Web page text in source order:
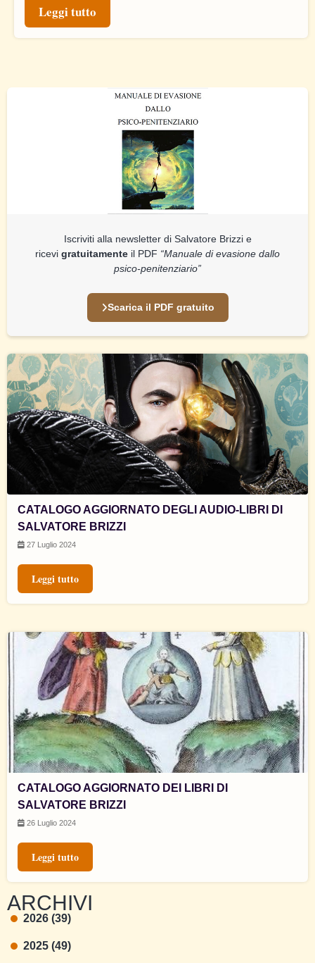
Iscriviti alla newsletter di Salvatore Brizzi e
ricevi gratuitamente il PDF “Manuale di evasione dallo
psico-penitenziario”
Scarica il PDF gratuito
CATALOGO AGGIORNATO DEGLI AUDIO-LIBRI DI
SALVATORE BRIZZI
27 Luglio 2024
Leggi tutto
CATALOGO AGGIORNATO DEI LIBRI DI
SALVATORE BRIZZI
26 Luglio 2024
Leggi tutto
ARCHIVI
2026 (39)
2025 (49)
Leggi tutto